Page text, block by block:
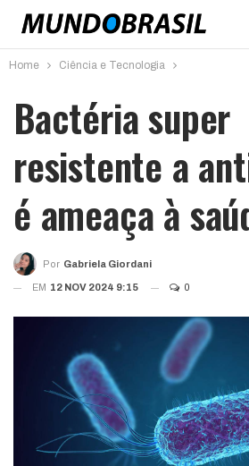
Home Ciência e Tecnologia
Bactéria super
resistente a
é ameaça à
Por Gabriela Giordani
EM 12 NOV 2024 9:15 0